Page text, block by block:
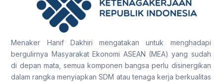
Menaker Hanif Dakhiri mengatakan untuk menghadapi
bergulirnya Masyarakat Ekonomi ASEAN (MEA) yang sudah
di depan mata, semua komponen bangsa perlu disinergikan
dalam rangka menyiapkan SDM atau tenaga kerja berkualitas